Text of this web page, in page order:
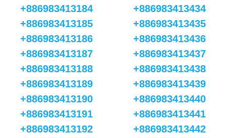
+886983413184
+886983413185
+886983413186
+886983413187
+886983413188
+886983413189
+886983413190
+886983413191
+886983413192
+886983413434
+886983413435
+886983413436
+886983413437
+886983413438
+886983413439
+886983413440
+886983413441
+886983413442